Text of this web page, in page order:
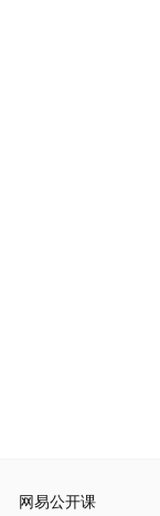
网易公开课